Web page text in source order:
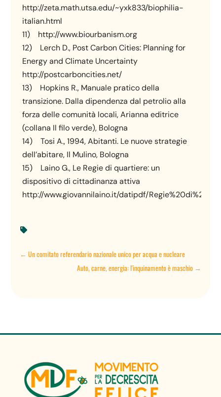
http://zeta.math.utsa.edu/~yxk833/biophilia-
italian.html
11) http://www.biourbanism.org
12) Lerch D., Post Carbon Cities: Planning for
Energy and Climate Uncertainty
http://postcarboncities.net/
13) Hopkins R., Manuale pratico della
transizione. Dalla dipendenza dal petrolio alla
forza delle comunità locali, Arianna editrice
(collana Il filo verde), Bologna
14) Tosi A., 1994, Abitanti. Le nuove strategie
dell’abitare, Il Mulino, Bologna
15) Laino G., Le Regie di quartiere: un
dispositivo di cittadinanza attiva
http://www.giovannilaino.it/datipdf/

←Un comitato referendario nazionale unico per acqua e nucleare
Auto, carne, energia: l'inquinamento è maschio→